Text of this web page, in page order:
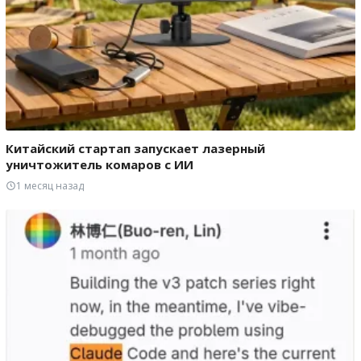
Китайский стартап запускает лазерный
уничтожитель комаров с ИИ
1 месяц назад